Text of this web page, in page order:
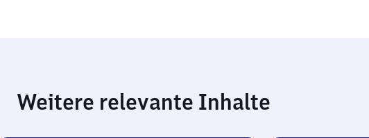
Weitere relevante Inhalte